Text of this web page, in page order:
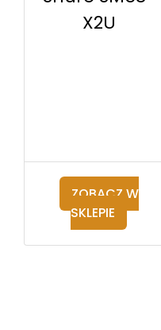
X2U
ZOBACZ W
SKLEPIE